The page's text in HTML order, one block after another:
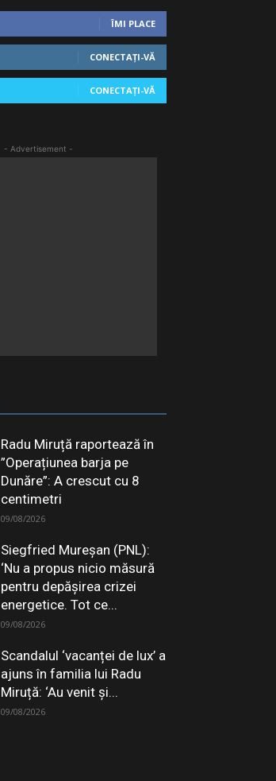
ÎMI PLACE
CONECTAȚI-VĂ
CONECTAȚI-VĂ
- Advertisement -
Radu Miruță raportează în
”Operațiunea barja pe
Dunăre”: A crescut cu 8
centimetri
09/08/2026
Siegfried Mureșan (PNL):
‘Nu a propus nicio măsură
pentru depăşirea crizei
energetice. Tot ce...
09/08/2026
Scandalul ‘vacanței de lux’ a
ajuns în familia lui Radu
Miruță: ‘Au venit și...
09/08/2026